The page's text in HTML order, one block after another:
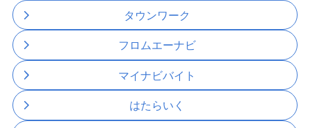
タウンワーク
フロムエーナビ
マイナビバイト
はたらいく